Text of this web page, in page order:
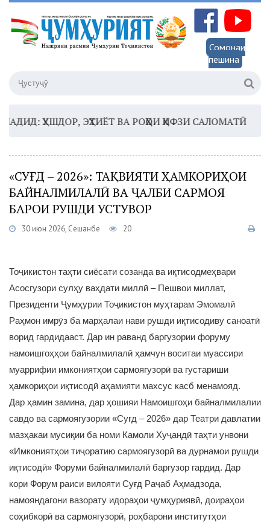
Сомонаи
пешина
ҲУШДОР, ЭҲТИЁТ ВА РОҲҲОИ ҲИФЗИ САЛОМАТӢ
«СУҒД – 2026»: ТАҚВИЯТИ ҲАМКОРИҲОИ
БАЙНАЛМИЛАЛӢ ВА ҶАЛБИ САРМОЯ
БАРОИ РУШДИ УСТУВОР
30 июн 2026, Сешанбе 20
Тоҷикистон таҳти сиёсати созанда ва иқтисодмеҳвари
Асосгузори сулҳу ваҳдати миллӣ – Пешвои миллат,
Президенти Ҷумҳурии Тоҷикистон муҳтарам Эмомалӣ
Раҳмон имрӯз ба марҳалаи нави рушди иқтисодиву саноатӣ
ворид гардидааст. Дар ин раванд баргузории форуму
намоишгоҳҳои байналмилалӣ ҳамчун воситаи муассири
муаррифии имкониятҳои сармоягузорӣ ва густариши
ҳамкориҳои иқтисодӣ аҳамияти махсус касб менамояд.
Дар ҳамин замина, дар ҳошияи Намоишгоҳи байналмилалии
савдо ва сармоягузории «Суғд – 2026» дар Театри давлатии
мазҳакаи мусиқии ба номи Камоли Хуҷандӣ таҳти унвони
«Имкониятҳои тиҷоратию сармоягузорӣ ва дурнамои рушди
иқтисодӣ» Форуми байналмилалӣ баргузор гардид. Дар
кори Форум раиси вилояти Суғд Раҷаб Аҳмадзода,
намояндагони вазорату идораҳои ҷумҳуриявӣ, доираҳои
соҳибкорӣ ва сармоягузорӣ, роҳбарони институтҳои